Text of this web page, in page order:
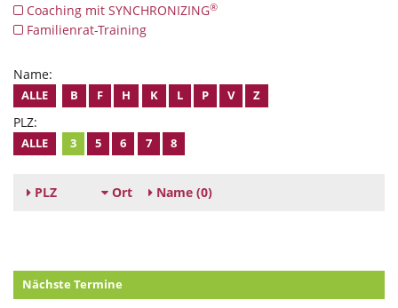
Coaching mit SYNCHRONIZING®
Familienrat-Training
Name:
ALLE B F H K L P V Z
PLZ:
ALLE 3 5 6 7 8
PLZ Ort Name (0)
Nächste Termine